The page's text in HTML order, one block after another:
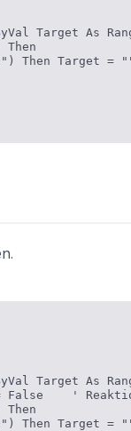
Target As
Then
Then Target =
Target As
False    '
Then
Then Target =